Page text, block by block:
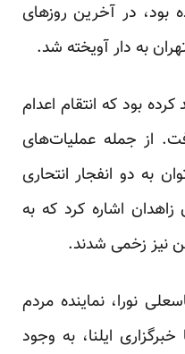
بود، در آخرین روزهای
به دار آویخته شد.
کرده بود که انتقام اعدام
از جمله عملیات‌های
به دو انفجار انتحاری
اشاره کرد که به
نورا، نماینده مردم
ایلنا، به وجود